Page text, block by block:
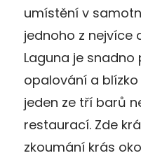
umístění v
jednoho z nejvíce
Laguna je
opalování a
jeden ze tří barů
restaurací. Zde
zkoumání krás